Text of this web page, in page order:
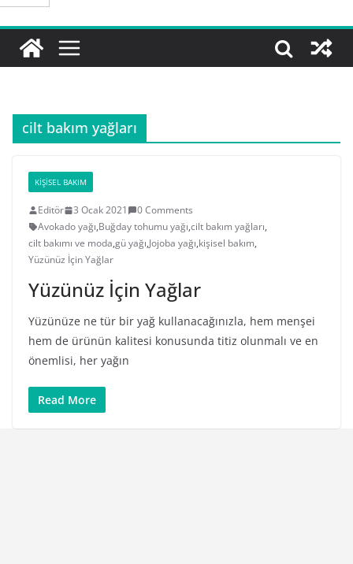
cilt bakım yağları
KIŞISEL BAKIM
Editör 3 Ocak 2021
0 Comments
Avokado yağı,Buğday tohumu yağı,cilt bakım yağları,
cilt bakımı ve moda,gü yağı,Jojoba yağı,kişisel bakım,
Yüzünüz İçin Yağlar
Yüzünüz İçin Yağlar
Yüzünüze ne tür bir yağ kullanacağınızla, hem menşei
hem de ürünün kalitesi konusunda titiz olunmalı ve en
önemlisi, her yağın
Read More